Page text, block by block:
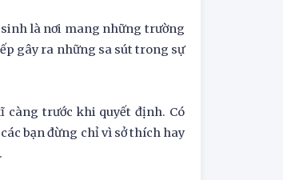
sinh là nơi mang những trường
gây ra những sa sút trong sự
trước khi quyết định. Có
bạn đừng chỉ vì sở thích hay